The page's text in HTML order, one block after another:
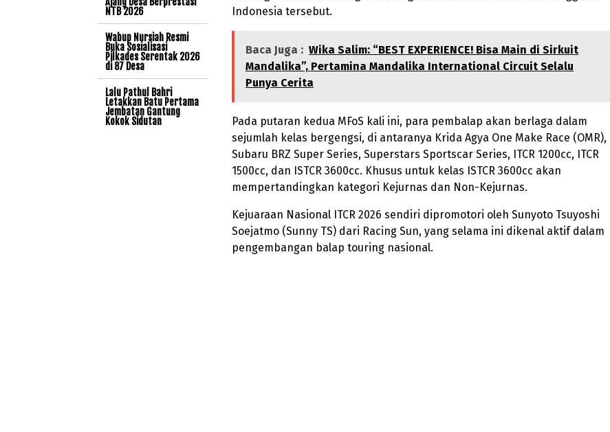
Indonesia tersebut.
Baca Juga : Wika Salim: “BEST EXPERIENCE! Bisa Main di Sirkuit
Mandalika”, Pertamina Mandalika International Circuit Selalu
Punya Cerita
Pada putaran kedua MFoS kali ini, para pembalap akan berlaga dalam
sejumlah kelas bergengsi, di antaranya Krida Agya One Make Race (OMR),
Subaru BRZ Super Series, Superstars Sportscar Series, ITCR 1200cc, ITCR
1500cc, dan ISTCR 3600cc. Khusus untuk kelas ISTCR 3600cc akan
mempertandingkan kategori Kejurnas dan Non-Kejurnas.
Kejuaraan Nasional ITCR 2026 sendiri dipromotori oleh Sunyoto Tsuyoshi
Soejatmo (Sunny TS) dari Racing Sun, yang selama ini dikenal aktif dalam
pengembangan balap touring nasional.
NTB 2026
Wabup Nursiah Resmi
Buka Sosialisasi
Pilkades Serentak 2026
di 87 Desa
Lalu Pathul Bahri
Letakkan Batu Pertama
Jembatan Gantung
Kokok Sidutan